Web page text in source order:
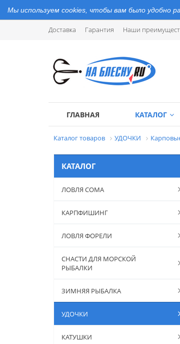
Мы используем cookies, чтобы вам было удобно
Доставка Гарантия Наши
ГЛАВНАЯ КАТАЛОГ
Каталог товаров УДОЧКИ
КАТАЛОГ
ЛОВЛЯ СОМА
КАРПФИШИНГ
ЛОВЛЯ ФОРЕЛИ
СНАСТИ ДЛЯ МОРСКОЙ
РЫБАЛКИ
ЗИМНЯЯ РЫБАЛКА
УДОЧКИ
КАТУШКИ